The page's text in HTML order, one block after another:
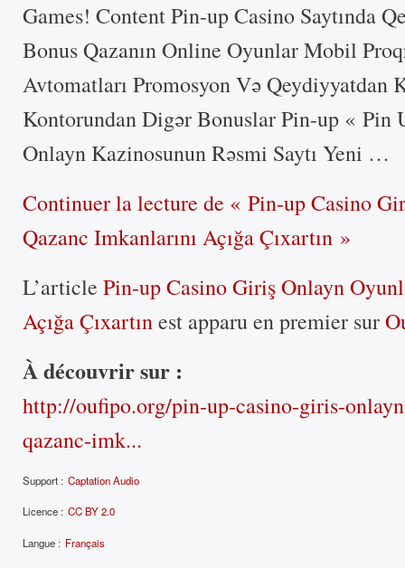
Games! Content Pin-up Casino Saytında
Bonus Qazanın Online Oyunlar Mobil
Avtomatları Promosyon Və Qeydiyyatdan
Kontorundan Digər Bonuslar Pin-up « Pin
Onlayn Kazinosunun Rəsmi Saytı Yeni …
Continuer la lecture de « Pin-up Casino
Qazanc Imkanlarını Açığa Çıxartın »
L’article Pin-up Casino Giriş Onlayn
Açığa Çıxartınest apparu en premier sur
À découvrir sur :
http://oufipo.org/pin-up-casino-giris-
qazanc-imk...
Support : Captation Audio
Licence : CC BY 2.0
Langue : Français